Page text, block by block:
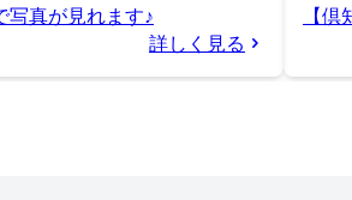
写真が見れます♪
詳しく見る
【